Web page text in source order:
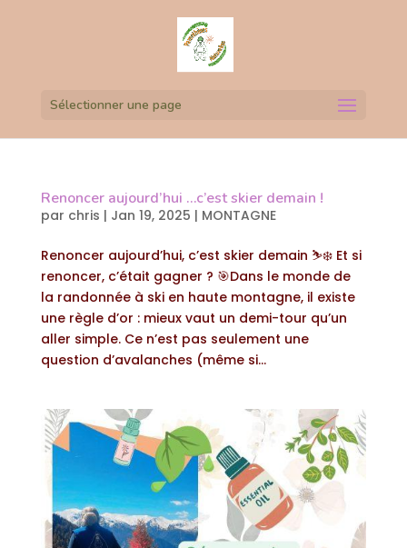
Sélectionner une page
Renoncer aujourd’hui …c’est skier demain !
par chris | Jan 19, 2025 | MONTAGNE
Renoncer aujourd’hui, c’est skier demain ⛷️❄️ Et si
renoncer, c’était gagner ? 🎯Dans le monde de
la randonnée à ski en haute montagne, il existe
une règle d’or : mieux vaut un demi-tour qu’un
aller simple. Ce n’est pas seulement une
question d’avalanches (même si...